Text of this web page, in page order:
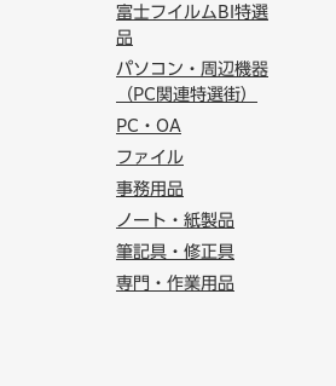
富士フイルムBI特選
品
パソコン・周辺機器
（PC関連特選街）
PC・OA
ファイル
事務用品
ノート・紙製品
筆記具・修正具
専門・作業用品